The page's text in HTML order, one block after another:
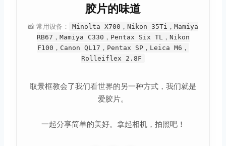
胶片的味道
📸 常用设备：
Minolta X700，Nikon 35Ti，Mamiya
RB67，Mamiya C330，Pentax Six TL，Nikon
F100，Canon QL17，Pentax SP，Leica M6，
Rolleiflex 2.8F
取景框教会了我们看世界的另一种方式，我们就是
爱胶片。
一起分享简单的美好。拿起相机，拍照吧！